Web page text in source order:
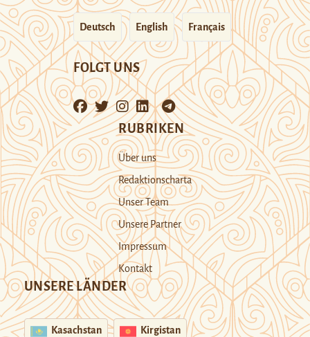
Deutsch English Français
FOLGT UNS
RUBRIKEN
Über uns
Redaktionscharta
Unser Team
Unsere Partner
Impressum
Kontakt
UNSERE LÄNDER
Kasachstan Kirgistan